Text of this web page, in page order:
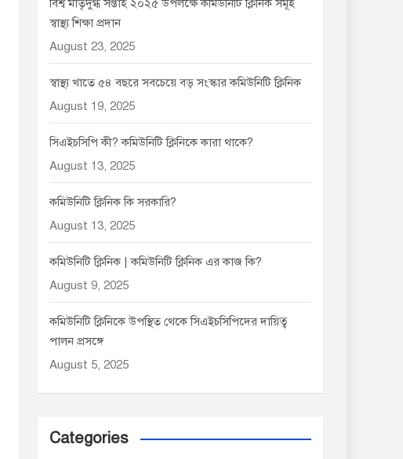
বিশ্ব মাতৃদুগ্ধ সপ্তাহ ২০২৫ উপলক্ষে কমিউনিটি ক্লিনিক সমূহ
স্বাস্থ্য শিক্ষা প্রদান
August 23, 2025
স্বাস্থ্য খাতে ৫৪ বছরে সবচেয়ে বড় সংস্কার কমিউনিটি ক্লিনিক
August 19, 2025
সিএইচসিপি কী? কমিউনিটি ক্লিনিকে কারা থাকে?
August 13, 2025
কমিউনিটি ক্লিনিক কি সরকারি?
August 13, 2025
কমিউনিটি ক্লিনিক | কমিউনিটি ক্লিনিক এর কাজ কি?
August 9, 2025
কমিউনিটি ক্লিনিকে উপস্থিত থেকে সিএইচসিপিদের দায়িত্ব
পালন প্রসঙ্গে
August 5, 2025
Categories